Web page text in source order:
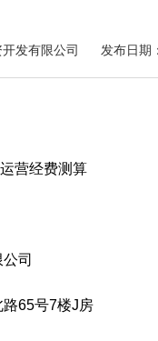
发有限公司 发布日期
营经费测算
司
65号7楼J房